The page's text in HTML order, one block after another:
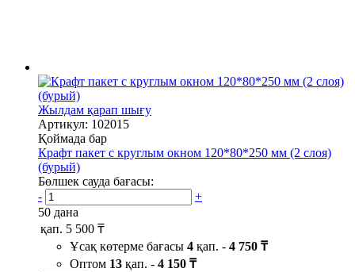
Жылдам қарап шығу
Артикул: 102015
Қоймада бар
Крафт пакет с круглым окном 120*80*250 мм (2 слоя)
(бурый)
Бөлшек сауда бағасы:
-
+
50 дана
қап. 5 500 ₸
Ұсақ көтерме бағасы 4 қап. - 4 750 ₸
Оптом 13 қап. - 4 150 ₸